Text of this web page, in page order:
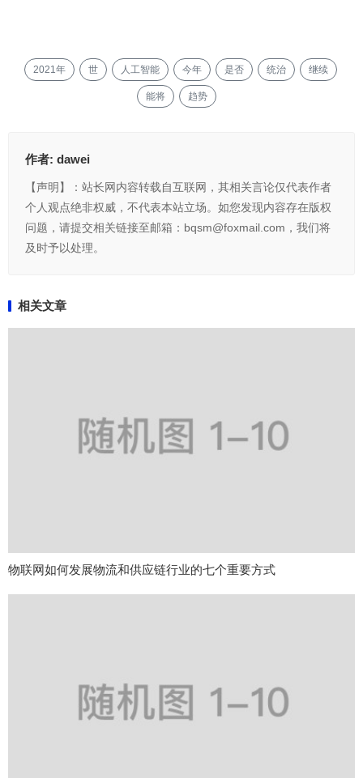
2021年 世 人工智能 今年 是否 统治 继续
能将 趋势
作者: dawei
【声明】：站长网内容转载自互联网，其相关言论仅代表作者
个人观点绝非权威，不代表本站立场。如您发现内容存在版权
问题，请提交相关链接至邮箱：bqsm@foxmail.com，我们将
及时予以处理。
相关文章
物联网如何发展物流和供应链行业的七个重要方式